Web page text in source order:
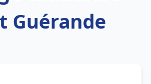
Guérande